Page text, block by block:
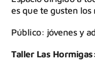
es que te gusten los
Público: jóvenes y
Taller Las